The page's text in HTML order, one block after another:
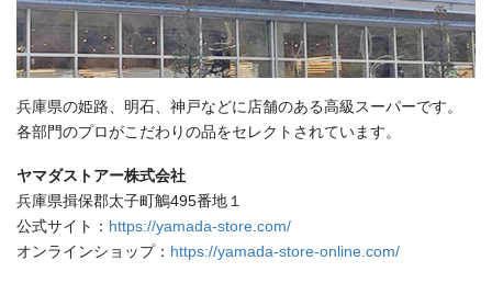
兵庫県の姫路、明石、神戸などに店舗のある高級スーパーです。
各部門のプロがこだわりの品をセレクトされています。
ヤマダストアー株式会社
兵庫県揖保郡太子町鵤495番地１
公式サイト： https://yamada-store.com/
オンラインショップ： https://yamada-store-online.com/